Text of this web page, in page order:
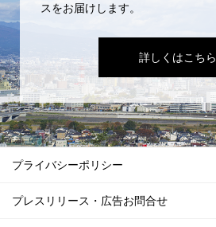
スをお届けします。
詳しくはこちら
プライバシーポリシー
プレスリリース・広告お問合せ